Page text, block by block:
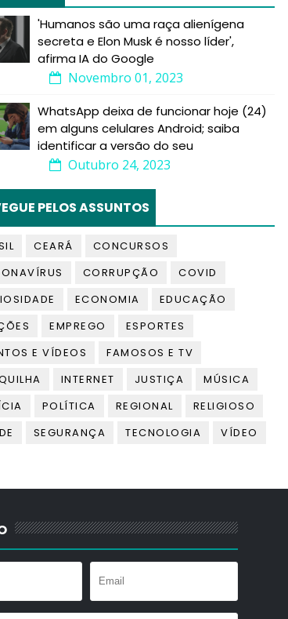
'Humanos são uma raça alienígena
secreta e Elon Musk é nosso líder',
afirma IA do Google
Novembro 01, 2023
WhatsApp deixa de funcionar hoje (24)
em alguns celulares Android; saiba
identificar a versão do seu
Outubro 24, 2023
PELOS ASSUNTOS
CEARÁ
CONCURSOS
CORRUPÇÃO
COVID
ECONOMIA
EDUCAÇÃO
EMPREGO
ESPORTES
E VÍDEOS
FAMOSOS E TV
INTERNET JUSTIÇA
MÚSICA
POLÍTICA REGIONAL
RELIGIOSO
SEGURANÇA TECNOLOGIA VÍDEO